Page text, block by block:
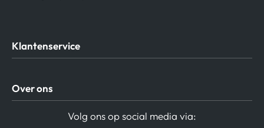
Klantenservice
Privacy beleid
Verzending / Retour
Over ons
Volg ons op social media via: